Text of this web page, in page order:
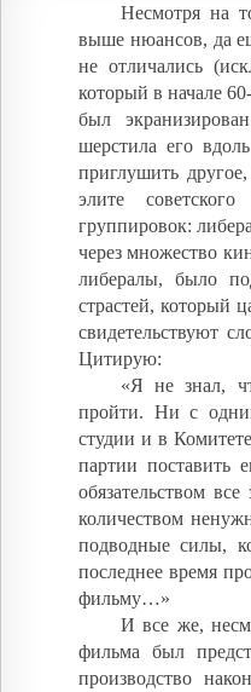
Несмотря на
выше нюансов, да
не отличались
который в начале
был
шерстила его
приглушить
элите
группировок:
через множество
либералы, было
страстей, который
свидетельствуют
Цитирую:
«Я не знал,
пройти. Ни с
студии и в
партии поставить
обязательством
количеством
подводные силы,
последнее время
фильму…»
И все же,
фильма был
производство